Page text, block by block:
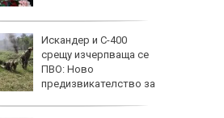
Искандер и С-400
срещу изчерпваща се
ПВО: Ново
предизвикателство за